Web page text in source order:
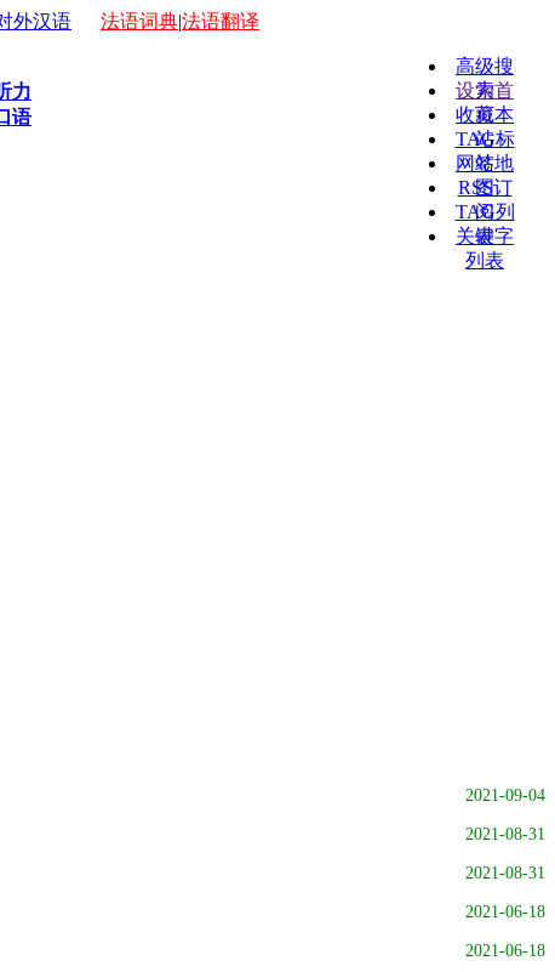
外汉语 法语词典|法语翻译
高级搜
索
设为首
页
收藏本
站
TAG标
签
网站地
图
RSS订
阅
TAG列
表
关键字
列表
力
语
2021-09-04
2021-08-31
2021-08-31
2021-06-18
2021-06-18